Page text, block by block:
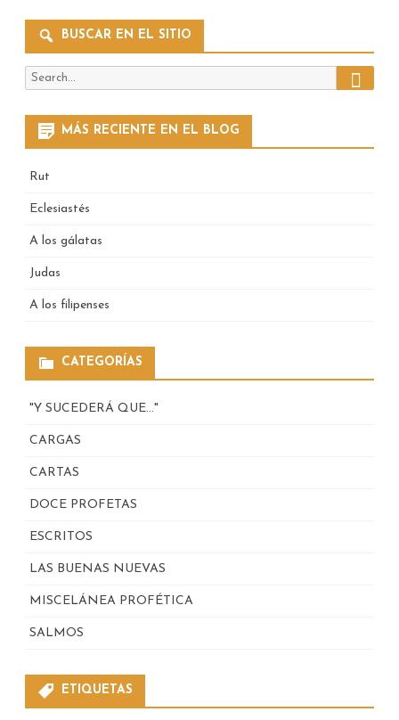
BUSCAR EN EL SITIO
Search
Search
MÁS RECIENTE EN EL BLOG
Rut
Eclesiastés
A los gálatas
Judas
A los filipenses
CATEGORÍAS
"Y SUCEDERÁ QUE…"
CARGAS
CARTAS
DOCE PROFETAS
ESCRITOS
LAS BUENAS NUEVAS
MISCELÁNEA PROFÉTICA
SALMOS
ETIQUETAS